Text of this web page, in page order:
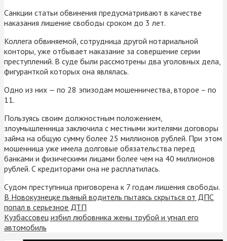
Санкции статьи обвинения предусматривают в качестве
наказания лишение свободы сроком до 3 лет.
Коллега обвиняемой, сотрудница другой нотариальной
конторы, уже отбывает наказание за совершение серии
преступлений. В суде были рассмотрены два уголовных дела,
фигуранткой которых она являлась.
Одно из них — по 28 эпизодам мошенничества, второе – по
11.
Пользуясь своим должностным положением,
злоумышленница заключила с местными жителями договоры
займа на общую сумму более 25 миллионов рублей. При этом
мошенница уже имела долговые обязательства перед
банками и физическими лицами более чем на 40 миллионов
рублей. С кредиторами она не расплатилась.
Судом преступница приговорена к 7 годам лишения свободы.
В Новокузнецке пьяный водитель пытаясь скрыться от ДПС
попал в серьезное ДТП
Кузбассовец избил любовника жены трубой и угнал его
автомобиль